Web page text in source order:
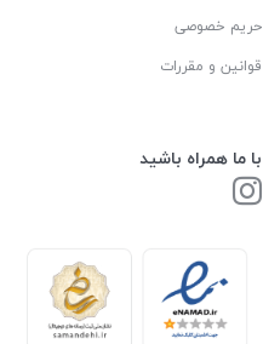
حریم خصوصی
قوانین و مقررات
با ما همراه باشید